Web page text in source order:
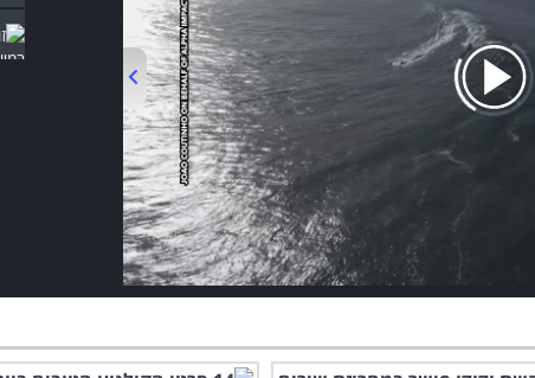
00:00/01:37